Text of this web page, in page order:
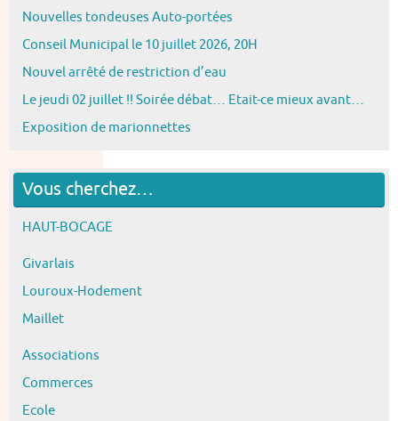
Nouvelles tondeuses Auto-portées
Conseil Municipal le 10 juillet 2026, 20H
Nouvel arrêté de restriction d’eau
Le jeudi 02 juillet !! Soirée débat… Etait-ce mieux avant…
Exposition de marionnettes
Vous cherchez…
HAUT-BOCAGE
Givarlais
Louroux-Hodement
Maillet
Associations
Commerces
Ecole